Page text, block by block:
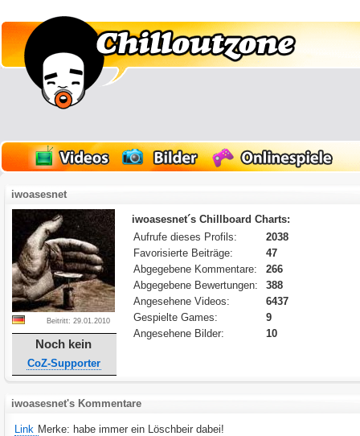
iwoasesnet
Beitritt: 29.01.2010
Noch kein
CoZ-Supporter
iwoasesnet´s Chillboard Charts:
Aufrufe dieses Profils:
2038
Favorisierte Beiträge:
47
Abgegebene Kommentare:
266
Abgegebene Bewertungen:
388
Angesehene Videos:
6437
Gespielte Games:
9
Angesehene Bilder:
10
iwoasesnet's Kommentare
Link Merke: habe immer ein Löschbeir dabei!